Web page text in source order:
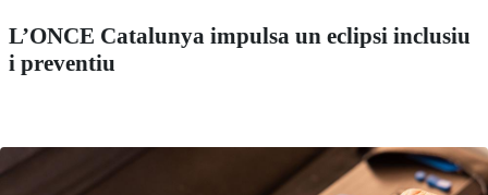
L’ONCE Catalunya impulsa un eclipsi inclusiu
i preventiu